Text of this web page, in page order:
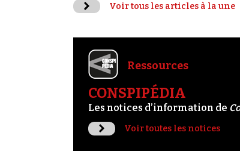
Voir tous les articles à la une
Ressources
CONSPIPÉDIA
Les notices d’information de
Voir toutes les notices